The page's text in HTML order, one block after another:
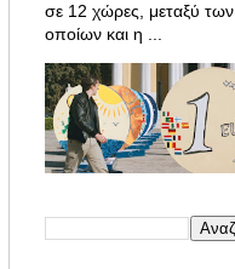
σε 12 χώρες, μεταξύ των
οποίων και η ...